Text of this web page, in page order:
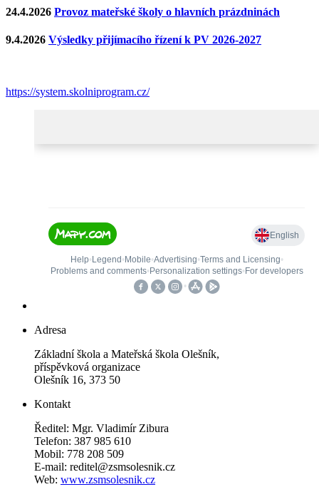
24.4.2026 Provoz mateřské školy o hlavních prázdninách
9.4.2026 Výsledky přijímacího řízení k PV 2026-2027
https://system.skolniprogram.cz/
Adresa
Základní škola a Mateřská škola Olešník,
příspěvková organizace
Olešník 16, 373 50
Kontakt
Ředitel: Mgr. Vladimír Zibura
Telefon: 387 985 610
Mobil: 778 208 509
E-mail: reditel@zsmsolesnik.cz
Web: www.zsmsolesnik.cz